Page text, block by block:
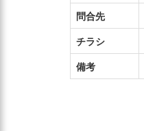
問合先
チラシ
備考